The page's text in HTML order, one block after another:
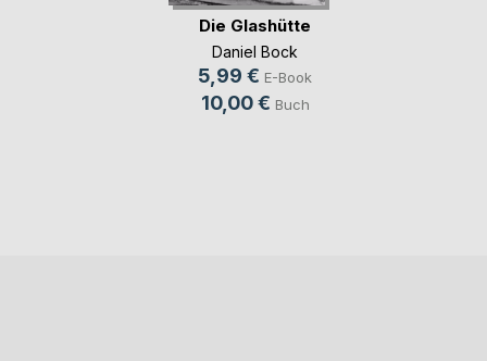
Die Glashütte
Daniel Bock
5,99 € E-Book
10,00 € Buch